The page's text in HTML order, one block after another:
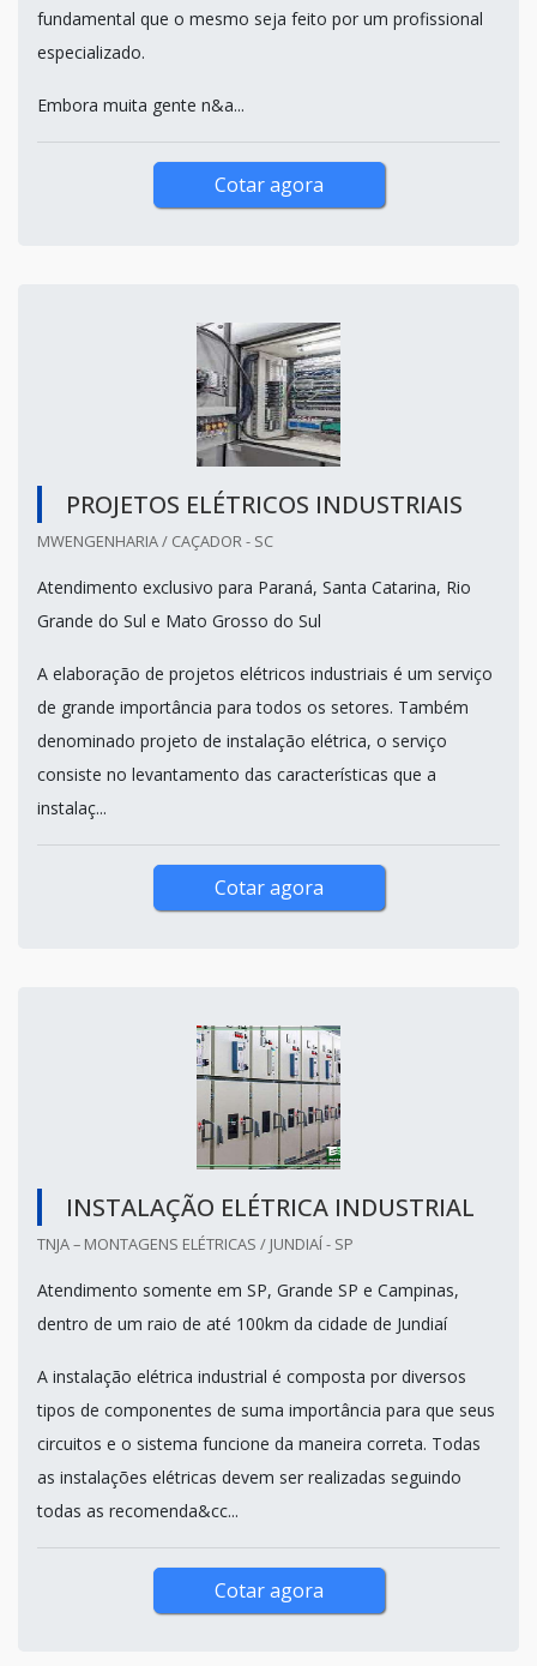
fundamental que o mesmo seja feito por um profissional
especializado.
Embora muita gente n&a...
Cotar agora
PROJETOS ELÉTRICOS INDUSTRIAIS
MWENGENHARIA / CAÇADOR - SC
Atendimento exclusivo para Paraná, Santa Catarina, Rio
Grande do Sul e Mato Grosso do Sul
A elaboração de projetos elétricos industriais é um serviço
de grande importância para todos os setores. Também
denominado projeto de instalação elétrica, o serviço
consiste no levantamento das características que a
instalaç...
Cotar agora
INSTALAÇÃO ELÉTRICA INDUSTRIAL
TNJA – MONTAGENS ELÉTRICAS / JUNDIAÍ - SP
Atendimento somente em SP, Grande SP e Campinas,
dentro de um raio de até 100km da cidade de Jundiaí
A instalação elétrica industrial é composta por diversos
tipos de componentes de suma importância para que seus
circuitos e o sistema funcione da maneira correta. Todas
as instalações elétricas devem ser realizadas seguindo
todas as recomenda&cc...
Cotar agora